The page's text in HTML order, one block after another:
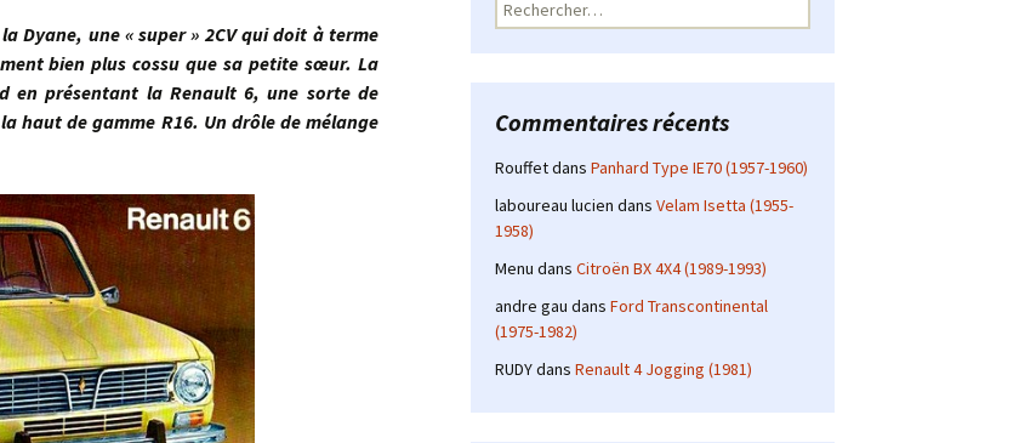
une « super » 2CV qui doit à terme
bien plus cossu que sa petite sœur. La
en présentant la Renault 6, une sorte de
haut de gamme R16. Un drôle de mélange
Commentaires récents
Rouffetdans Panhard Type IE70 (1957-1960)
laboureau lucien dans Velam Isetta (1955-
1958)
Menu dans Citroën BX 4X4 (1989-1993)
andre gau dans Ford Transcontinental
(1975-1982)
RUDYdans Renault 4 Jogging (1981)